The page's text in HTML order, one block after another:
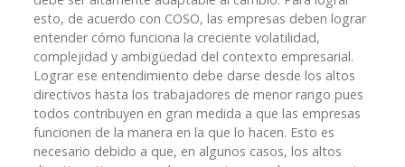
esto, de acuerdo con COSO, las empresas deben lograr
entender cómo funciona la creciente volatilidad,
complejidad y ambigüedad del contexto empresarial.
Lograr ese entendimiento debe darse desde los altos
directivos hasta los trabajadores de menor rango pues
todos contribuyen en gran medida a que las empresas
funcionen de la manera en la que lo hacen. Esto es
necesario debido a que, en algunos casos, los altos